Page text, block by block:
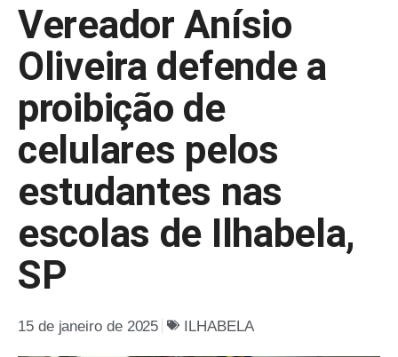
Vereador Anísio
Oliveira defende a
proibição de
celulares pelos
estudantes nas
escolas de Ilhabela,
SP
15 de janeiro de 2025 ILHABELA